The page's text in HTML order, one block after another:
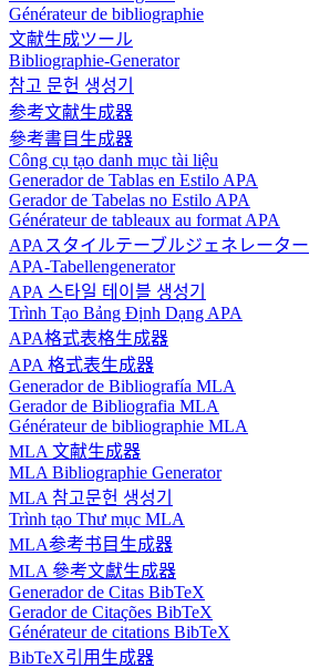
Générateur de bibliographie
文献生成ツール
Bibliographie-Generator
참고 문헌 생성기
参考文献生成器
參考書目生成器
Công cụ tạo danh mục tài liệu
Generador de Tablas en Estilo APA
Gerador de Tabelas no Estilo APA
Générateur de tableaux au format APA
APAスタイルテーブルジェネレーター
APA-Tabellengenerator
APA 스타일 테이블 생성기
Trình Tạo Bảng Định Dạng APA
APA格式表格生成器
APA 格式表生成器
Generador de Bibliografía MLA
Gerador de Bibliografia MLA
Générateur de bibliographie MLA
MLA 文献生成器
MLA Bibliographie Generator
MLA 참고문헌 생성기
Trình tạo Thư mục MLA
MLA参考书目生成器
MLA 參考文獻生成器
Generador de Citas BibTeX
Gerador de Citações BibTeX
Générateur de citations BibTeX
BibTeX引用生成器